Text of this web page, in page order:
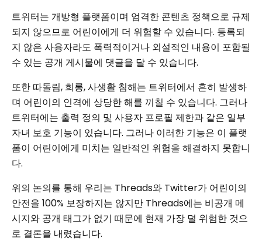
트위터는 개방형 플랫폼이며 엄격한 콘텐츠 정책으로 규제
되지 않으므로 어린이에게 더 위험할 수 있습니다. 등록되
지 않은 사용자라도 폭력적이거나 외설적인 내용이 포함될
수 있는 공개 게시물에 댓글을 달 수 있습니다.
또한 따돌림, 희롱, 사생활 침해는 트위터에서 흔히 발생하
며 어린이의 인격에 상당한 해를 끼칠 수 있습니다. 그러나
트위터에는 출력 정의 및 사용자 프로필 제한과 같은 일부
자녀 보호 기능이 있습니다. 그러나 이러한 기능은 이 플랫
폼이 어린이에게 미치는 일반적인 위험을 해결하지 못합니
다.
위의 논의를 통해 우리는 Threads와 Twitter가 어린이의
안전을 100% 보장하지는 않지만 Threads에는 비공개 메
시지와 공개 태그가 없기 때문에 현재 가장 덜 위험한 것으
로 결론을 내렸습니다.